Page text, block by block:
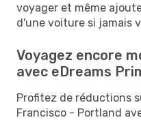
voyager et même
d'une voiture si jamais
Voyagez encore
avec eDreams
Profitez de réductions
Francisco - Portland